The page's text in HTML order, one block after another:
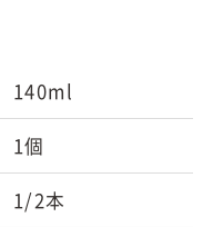
140ml
1個
1/2本